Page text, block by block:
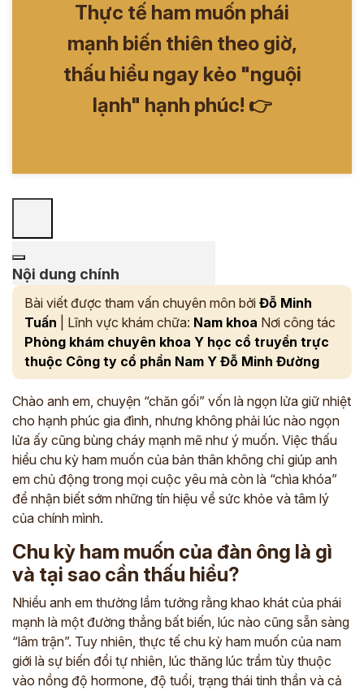
Thực tế ham muốn phái
mạnh biến thiên theo giờ,
thấu hiểu ngay kẻo "nguội
lạnh" hạnh phúc! 👉
Nội dung chính
Bài viết được tham vấn chuyên môn bởi Đỗ Minh
Tuấn | Lĩnh vực khám chữa: Nam khoa Nơi công tác
Phòng khám chuyên khoa Y học cổ truyền trực
thuộc Công ty cổ phần Nam Y Đỗ Minh Đường
Chào anh em, chuyện “chăn gối” vốn là ngọn lửa giữ nhiệt
cho hạnh phúc gia đình, nhưng không phải lúc nào ngọn
lửa ấy cũng bùng cháy mạnh mẽ như ý muốn. Việc thấu
hiểu chu kỳ ham muốn của bản thân không chỉ giúp anh
em chủ động trong mọi cuộc yêu mà còn là “chìa khóa”
để nhận biết sớm những tín hiệu về sức khỏe và tâm lý
của chính mình.
Chu kỳ ham muốn của đàn ông là gì
và tại sao cần thấu hiểu?
Nhiều anh em thường lầm tưởng rằng khao khát của phái
mạnh là một đường thẳng bất biến, lúc nào cũng sẵn sàng
“lâm trận”. Tuy nhiên, thực tế chu kỳ ham muốn của nam
giới là sự biến đổi tự nhiên, lúc thăng lúc trầm tùy thuộc
vào nồng độ hormone, độ tuổi, trạng thái tinh thần và cả